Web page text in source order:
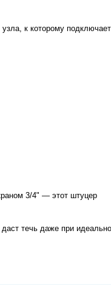
к которому
течь даже при